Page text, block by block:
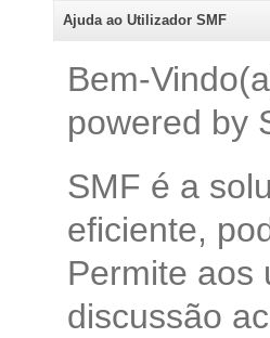
Ajuda ao Utilizador SMF
Bem-
powered by
SMF é a
eficiente,
Permite aos
discussão